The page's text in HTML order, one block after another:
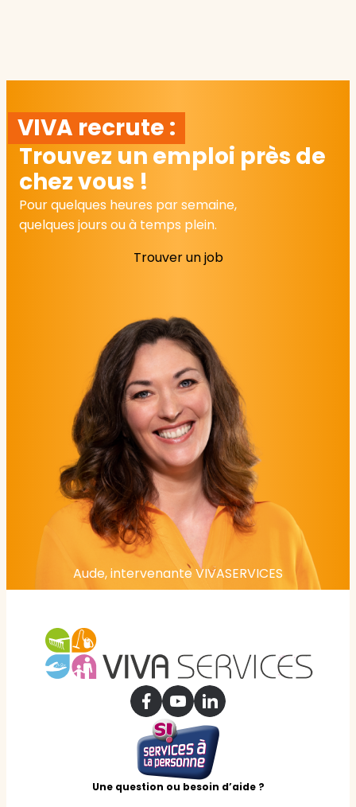
VIVA recrute :
Trouvez un emploi près de
chez vous !
Pour quelques heures par semaine,
quelques jours ou à temps plein.
Trouver un job
Aude, intervenante VIVASERVICES
Une question ou besoin d’aide ?